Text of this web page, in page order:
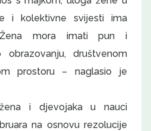
i kolektivne svijesti ima
Žena mora imati pun i
obrazovanju, društvenom
prostoru – naglasio je
i djevojaka u nauci
na osnovu rezolucije